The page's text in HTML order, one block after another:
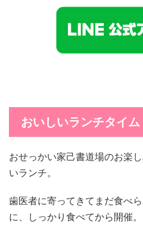
おいしいランチタイム
おせっかい家己書道場のお楽
いランチ。
歯医者に寄ってきてまだ食べ
に、しっかり食べてから開催。